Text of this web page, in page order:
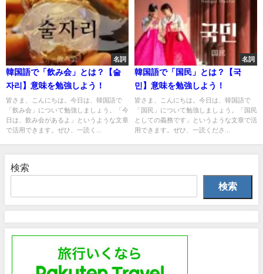
名詞
韓国語で「飲み会」とは？【술
자리】意味を勉強しよう！
皆さま、こんにちは。今日は、韓国語で
「飲み会」について勉強しましょう。「今
日は、飲み会があるよ」というような文章
で活用できます。ぜひ、一読く...
名詞
韓国語で「国民」とは？【국
민】意味を勉強しよう！
皆さま、こんにちは。今日は、韓国語で
「国民」について勉強しましょう。「国民
としての義務です」というような文章で活
用できます。ぜひ、一読くださ...
検索
検索